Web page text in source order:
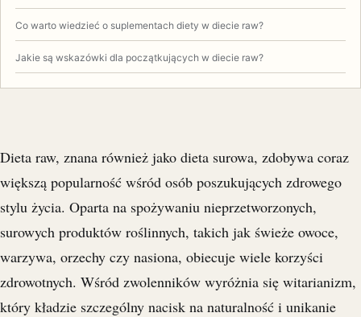
Co warto wiedzieć o suplementach diety w diecie raw?
Jakie są wskazówki dla początkujących w diecie raw?
Dieta raw, znana również jako dieta surowa, zdobywa coraz
większą popularność wśród osób poszukujących zdrowego
stylu życia. Oparta na spożywaniu nieprzetworzonych,
surowych produktów roślinnych, takich jak świeże owoce,
warzywa, orzechy czy nasiona, obiecuje wiele korzyści
zdrowotnych. Wśród zwolenników wyróżnia się witarianizm,
który kładzie szczególny nacisk na naturalność i unikanie